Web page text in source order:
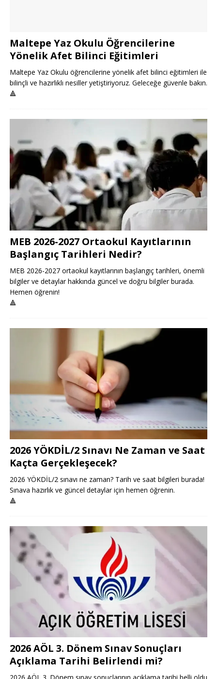
Maltepe Yaz Okulu Öğrencilerine
Yönelik Afet Bilinci Eğitimleri
Maltepe Yaz Okulu öğrencilerine yönelik afet bilinci eğitimleri ile
bilinçli ve hazırlıklı nesiller yetiştiriyoruz. Geleceğe güvenle bakın.
🔺
MEB 2026-2027 Ortaokul Kayıtlarının
Başlangıç Tarihleri Nedir?
MEB 2026-2027 ortaokul kayıtlarının başlangıç tarihleri, önemli
bilgiler ve detaylar hakkında güncel ve doğru bilgiler burada.
Hemen öğrenin!
🔺
2026 YÖKDİL/2 Sınavı Ne Zaman ve Saat
Kaçta Gerçekleşecek?
2026 YÖKDİL/2 sınavı ne zaman? Tarih ve saat bilgileri burada!
Sınava hazırlık ve güncel detaylar için hemen öğrenin.
🔺
2026 AÖL 3. Dönem Sınav Sonuçları
Açıklama Tarihi Belirlendi mi?